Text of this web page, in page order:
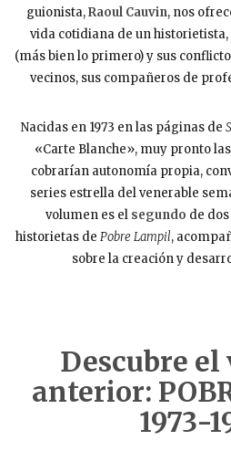
guionista,Raoul Cauvin, nos
vida cotidiana de un
(más bien lo primero) y sus
vecinos, sus compañeros de
Nacidas en 1973 en las páginas de
«Carte Blanche», muy pronto
cobrarían autonomía propia,
series estrella del venerable
volumen es el segundo de
historietas de Pobre Lampil,
sobre la creación y
Descubre
anterior:
1973-